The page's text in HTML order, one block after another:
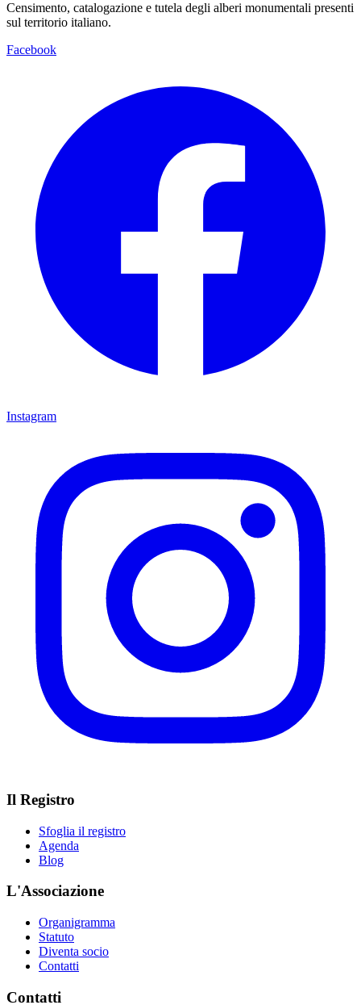
Censimento, catalogazione e tutela degli alberi monumentali presenti
sul territorio italiano.
Facebook
Instagram
Il Registro
Sfoglia il registro
Agenda
Blog
L'Associazione
Organigramma
Statuto
Diventa socio
Contatti
Contatti